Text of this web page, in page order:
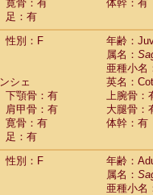
lagothricha
lagothricha cana(0)
Cacajao calvus
Callicebus cupreus(2)
Callicebus donacophilus(0)
Callicebus moloch(0)
Callicebus torquatus(0)
Callicebus
Chiropotes satanas
Pithecia monachus
Pithecia pithecia (0)
Cercocebus agilis (0)
Cercocebus
寛骨：有
体幹：有
足：有
性別：F
年齢：
属名：
亜種小名
シェ
英名：
下顎骨：有
上腕骨：
肩甲骨：有
大腿骨：
寛骨：有
体幹：有
足：有
性別：F
年齢：
属名：
亜種小名